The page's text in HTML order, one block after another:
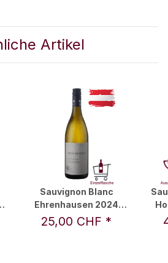
Artikel
Sauvignon Blanc
Ehrenhausen 2024
0,75 l - Polz
25,00 CHF *